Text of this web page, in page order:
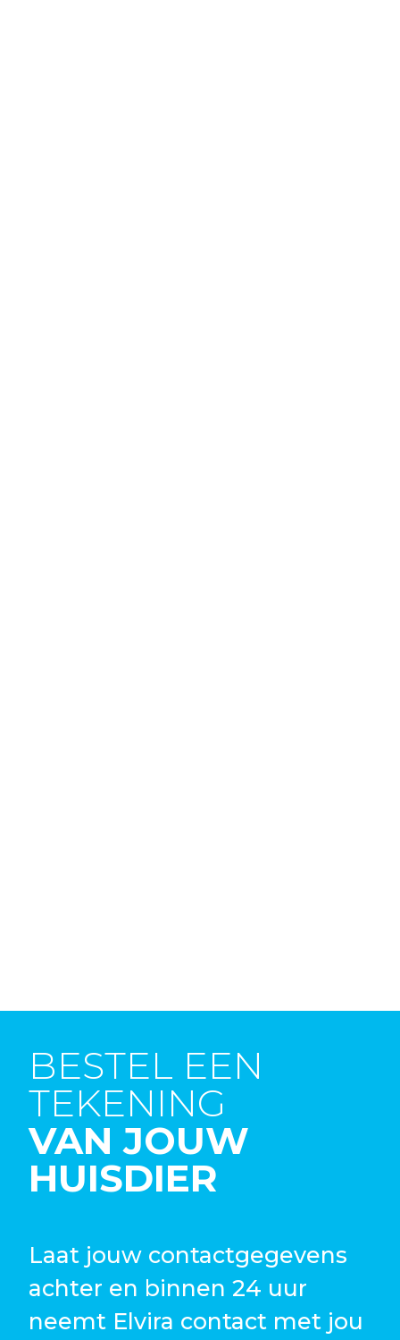
BESTEL EEN
TEKENING
VAN JOUW
HUISDIER
Laat jouw contactgegevens
achter en binnen 24 uur
neemt Elvira contact met jou